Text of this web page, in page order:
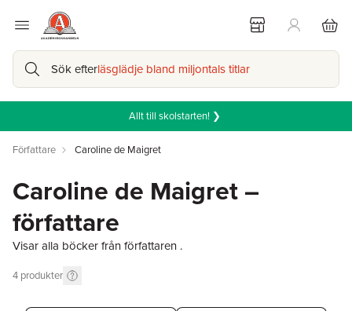
Sök efterläsglädje bland miljontals titlar
Allt till skolstarten! ❯
Författare Caroline de Maigret
Caroline de Maigret –
författare
Visar alla böcker från författaren .
4 produkter